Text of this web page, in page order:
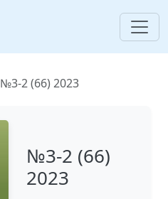
№3-2 (66) 2023
№3-2 (66)
2023